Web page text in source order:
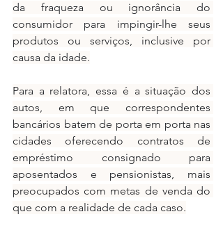
da fraqueza ou ignorância do
consumidor para impingir-lhe seus
produtos ou serviços, inclusive por
causa da idade.
Para a relatora, essa é a situação dos
autos, em que correspondentes
bancários batem de porta em porta nas
cidades oferecendo contratos de
empréstimo consignado para
aposentados e pensionistas, mais
preocupados com metas de venda do
que com a realidade de cada caso.